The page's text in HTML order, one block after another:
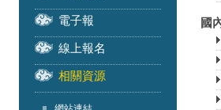
電子報
線上報名
相關資源
國